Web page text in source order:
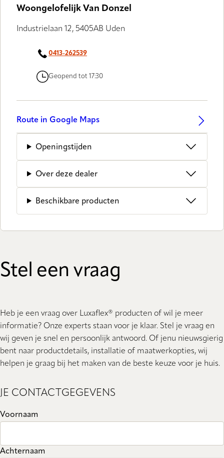
Woongelofelijk Van Donzel
Industrielaan 12, 5405AB Uden
0413-262539
Geopend tot 17:30
Route in Google Maps
Openingstijden
Over deze dealer
Beschikbare producten
Stel een vraag
Heb je een vraag over Luxaflex® producten of wil je meer
informatie? Onze experts staan ​​voor je klaar. Stel je vraag en
wij geven je snel en persoonlijk antwoord. Of jenu nieuwsgierig
bent naar productdetails, installatie of maatwerkopties, wij
helpen je graag bij het maken van de beste keuze voor je huis.
JE CONTACTGEGEVENS
Voornaam
Achternaam